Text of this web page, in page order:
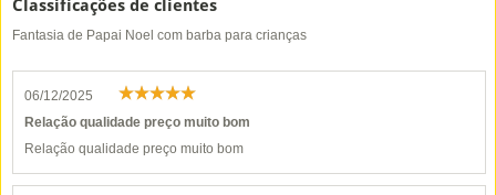
Classificações de clientes
Fantasia de Papai Noel com barba para crianças
06/12/2025
Relação qualidade preço muito bom
Relação qualidade preço muito bom